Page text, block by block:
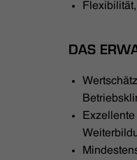
DAS